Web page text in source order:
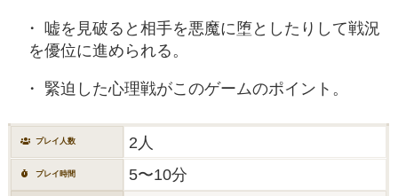
嘘を見破ると相手を悪魔に堕としたりして戦況
を優位に進められる。
緊迫した心理戦がこのゲームのポイント。
プレイ人数 2人
プレイ時間 5〜10分